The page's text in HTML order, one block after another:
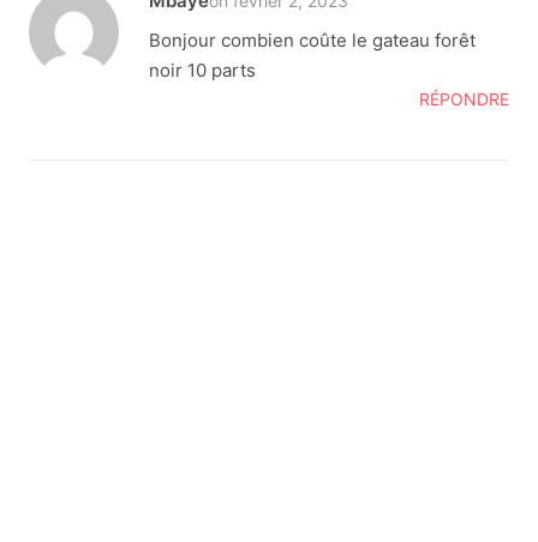
Bonjour combien coûte le gateau forêt
noir 10 parts
RÉPONDRE